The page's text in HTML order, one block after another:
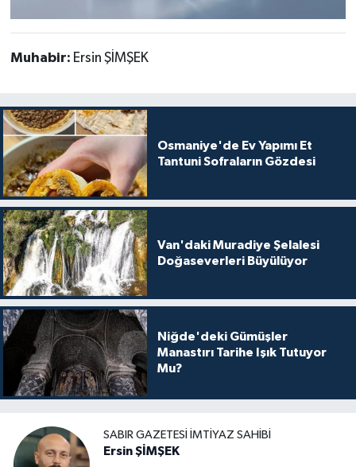
Muhabir: Ersin ŞİMŞEK
Osmaniye'de Ev Yapımı Et
Tantuni Sofraların Gözdesi
Van'daki Muradiye Şelalesi
Doğaseverleri Büyülüyor
Niğde'deki Gümüşler
Manastırı Tarihe Işık Tutuyor
Mu?
SABIR GAZETESI İMTIYAZ SAHIBI
Ersin ŞİMŞEK